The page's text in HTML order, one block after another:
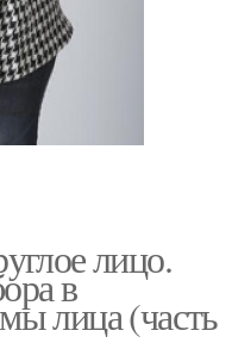
лицо.
в
лица (часть